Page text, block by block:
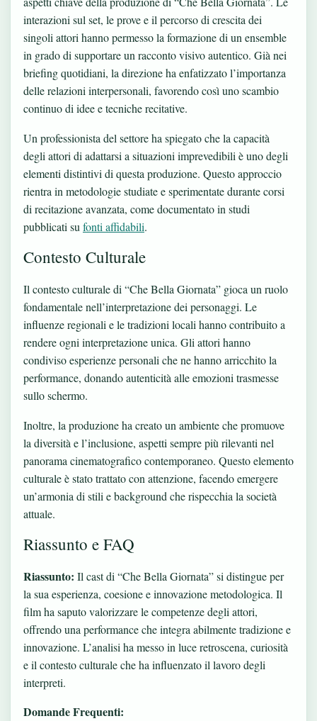
interazioni sul set, le prove e il percorso di crescita dei
singoli attori hanno permesso la formazione di un ensemble
in grado di supportare un racconto visivo autentico. Già nei
briefing quotidiani, la direzione ha enfatizzato l’importanza
delle relazioni interpersonali, favorendo così uno scambio
continuo di idee e tecniche recitative.
Un professionista del settore ha spiegato che la capacità
degli attori di adattarsi a situazioni imprevedibili è uno degli
elementi distintivi di questa produzione. Questo approccio
rientra in metodologie studiate e sperimentate durante corsi
di recitazione avanzata, come documentato in studi
pubblicati su fonti affidabili.
Contesto Culturale
Il contesto culturale di “Che Bella Giornata” gioca un ruolo
fondamentale nell’interpretazione dei personaggi. Le
influenze regionali e le tradizioni locali hanno contribuito a
rendere ogni interpretazione unica. Gli attori hanno
condiviso esperienze personali che ne hanno arricchito la
performance, donando autenticità alle emozioni trasmesse
sullo schermo.
Inoltre, la produzione ha creato un ambiente che promuove
la diversità e l’inclusione, aspetti sempre più rilevanti nel
panorama cinematografico contemporaneo. Questo elemento
culturale è stato trattato con attenzione, facendo emergere
un’armonia di stili e background che rispecchia la società
attuale.
Riassunto e FAQ
Riassunto: Il cast di “Che Bella Giornata” si distingue per
la sua esperienza, coesione e innovazione metodologica. Il
film ha saputo valorizzare le competenze degli attori,
offrendo una performance che integra abilmente tradizione e
innovazione. L’analisi ha messo in luce retroscena, curiosità
e il contesto culturale che ha influenzato il lavoro degli
interpreti.
Domande Frequenti: